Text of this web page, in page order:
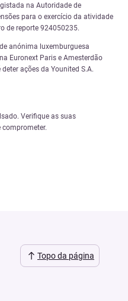
na Autoridade de
para o exercício da atividade
de reporte 924050235.
anónima luxemburguesa
Euronext Paris e Amesterdão
ações da Younited S.A.
Verifique as suas
comprometer.
Topo da página